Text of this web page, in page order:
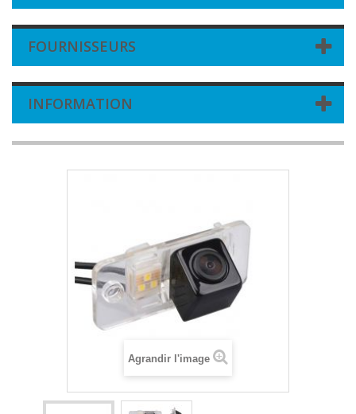
FOURNISSEURS
INFORMATION
Agrandir l'image